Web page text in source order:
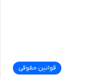
قوانین حقوقی